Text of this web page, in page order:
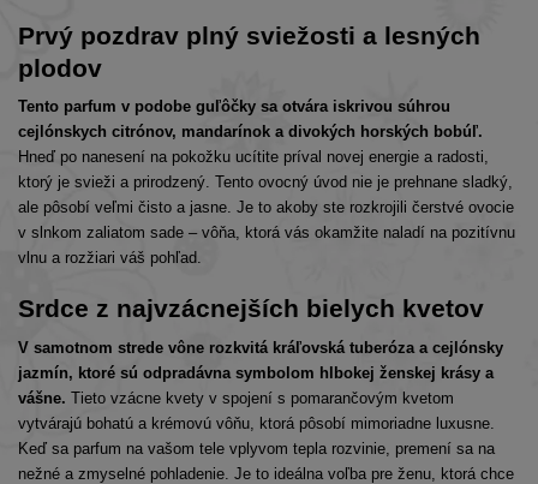
Prvý pozdrav plný sviežosti a lesných
plodov
Tento parfum v podobe guľôčky sa otvára iskrivou súhrou
cejlónskych citrónov, mandarínok a divokých horských bobúľ.
Hneď po nanesení na pokožku ucítite príval novej energie a radosti,
ktorý je svieži a prirodzený. Tento ovocný úvod nie je prehnane sladký,
ale pôsobí veľmi čisto a jasne. Je to akoby ste rozkrojili čerstvé ovocie
v slnkom zaliatom sade – vôňa, ktorá vás okamžite naladí na pozitívnu
vlnu a rozžiari váš pohľad.
Srdce z najvzácnejších bielych kvetov
V samotnom strede vône rozkvitá kráľovská tuberóza a cejlónsky
jazmín, ktoré sú odpradávna symbolom hlbokej ženskej krásy a
vášne. Tieto vzácne kvety v spojení s pomarančovým kvetom
vytvárajú bohatú a krémovú vôňu, ktorá pôsobí mimoriadne luxusne.
Keď sa parfum na vašom tele vplyvom tepla rozvinie, premení sa na
nežné a zmyselné pohladenie. Je to ideálna voľba pre ženu, ktorá chce